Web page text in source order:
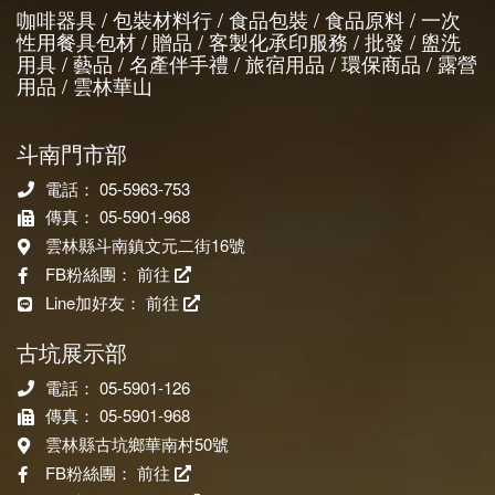
咖啡器具 / 包裝材料行 / 食品包裝 / 食品原料 / 一次
性用餐具包材 / 贈品 / 客製化承印服務 / 批發 / 盥洗
用具 / 藝品 / 名產伴手禮 / 旅宿用品 / 環保商品 / 露營
用品 / 雲林華山
斗南門市部
電話： 05-5963-753
傳真： 05-5901-968
雲林縣斗南鎮文元二街16號
FB粉絲團： 前往
Line加好友： 前往
古坑展示部
電話： 05-5901-126
傳真： 05-5901-968
雲林縣古坑鄉華南村50號
FB粉絲團： 前往